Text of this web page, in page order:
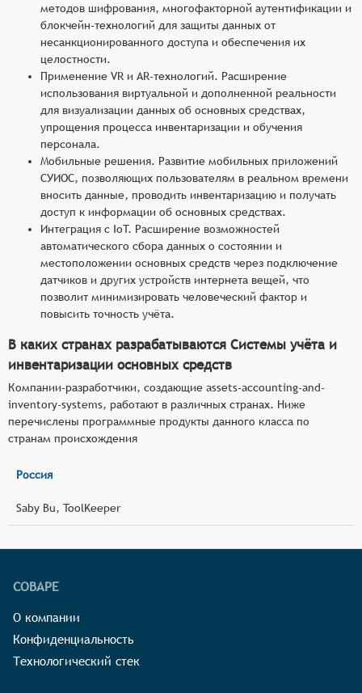
методов шифрования, многофакторной аутентификации и
блокчейн-технологий для защиты данных от
несанкционированного доступа и обеспечения их
целостности.
Применение VR и AR-технологий. Расширение
использования виртуальной и дополненной реальности
для визуализации данных об основных средствах,
упрощения процесса инвентаризации и обучения
персонала.
Мобильные решения. Развитие мобильных приложений
СУИОС, позволяющих пользователям в реальном времени
вносить данные, проводить инвентаризацию и получать
доступ к информации об основных средствах.
Интеграция с IoT. Расширение возможностей
автоматического сбора данных о состоянии и
местоположении основных средств через подключение
датчиков и других устройств интернета вещей, что
позволит минимизировать человеческий фактор и
повысить точность учёта.
В каких странах разрабатываются Системы учёта и
инвентаризации основных средств
Компании-разработчики, создающие assets-accounting-and-
inventory-systems, работают в различных странах. Ниже
перечислены программные продукты данного класса по
странам происхождения
Россия
Saby Bu, ToolKeeper
СОВАРЕ
О компании
Конфиденциальность
Технологический стек